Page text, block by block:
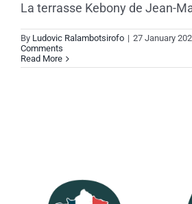
La terrasse Kebony de Jean-
By Ludovic Ralambotsirofo | 27 January
Comments
Read More